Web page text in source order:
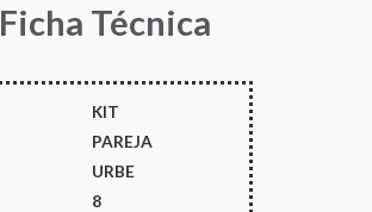
Ficha Técnica
KIT
PAREJA
URBE
8